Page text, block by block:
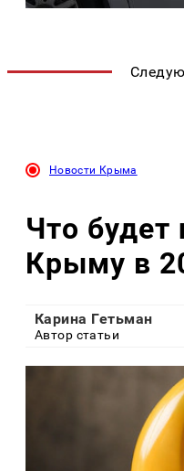
Новости Крыма
Что будет
Крыму в
Карина Гетьман
Автор статьи